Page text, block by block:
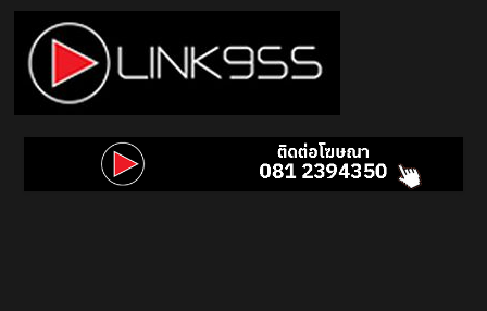
Skip
content
Link
95.5